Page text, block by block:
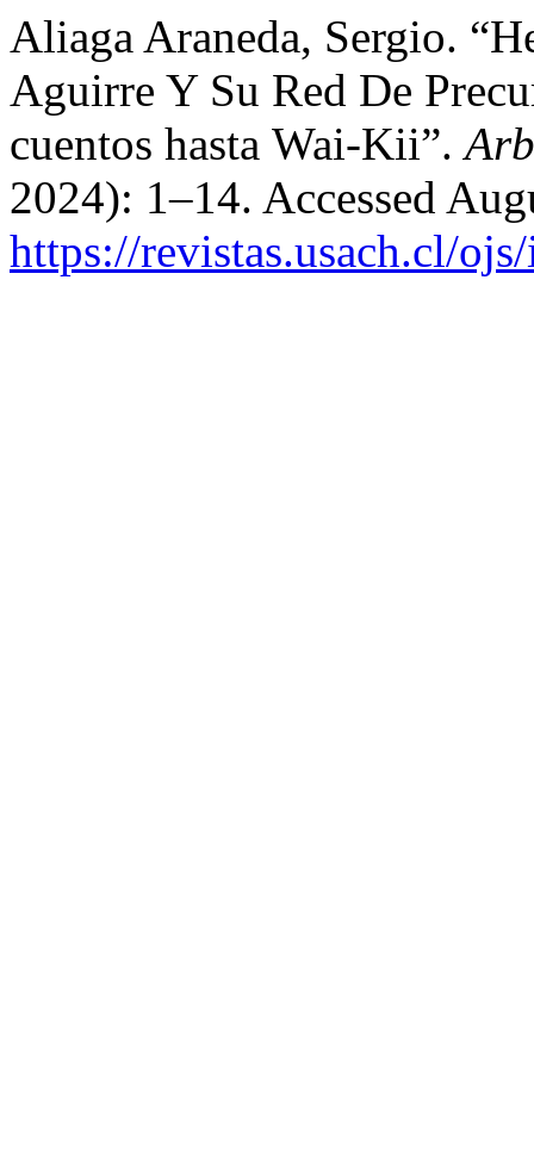
Aliaga Araneda, Sergio.
Aguirre Y Su Red De
cuentos hasta Wai-Kii”.
2024): 1–14. Accessed
https://revistas.usach.cl/